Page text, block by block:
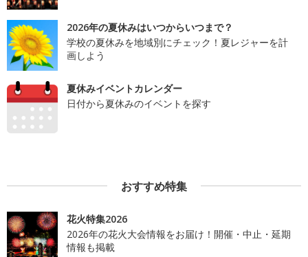
2026年の夏休みはいつからいつまで？
学校の夏休みを地域別にチェック！夏レジャーを計
画しよう
夏休みイベントカレンダー
日付から夏休みのイベントを探す
おすすめ特集
花火特集2026
2026年の花火大会情報をお届け！開催・中止・延期
情報も掲載